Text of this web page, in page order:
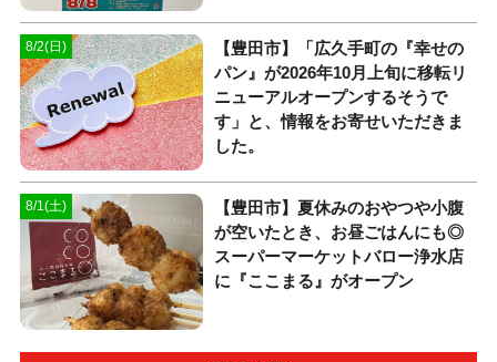
8/2(日)
【豊田市】「広久手町の『幸せの
パン』が2026年10月上旬に移転リ
ニューアルオープンするそうで
す」と、情報をお寄せいただきま
した。
8/1(土)
【豊田市】夏休みのおやつや小腹
が空いたとき、お昼ごはんにも◎
スーパーマーケットバロー浄水店
に『ここまる』がオープン